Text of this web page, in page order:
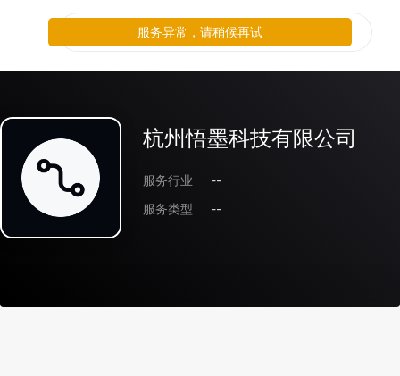
杭州悟墨科技有限公司
服务行业
--
服务类型
--
服务异常，请稍候再试